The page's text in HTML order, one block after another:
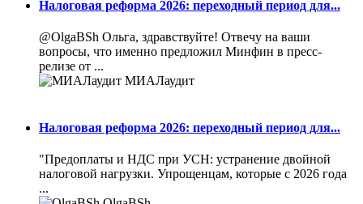
Налоговая реформа 2026: переходный период для...
@OlgaBSh Ольга, здравствуйте! Отвечу на ваши
вопросы, что именно предложил Минфин в пресс-
релизе от ...
МИАЛаудит
Налоговая реформа 2026: переходный период для...
"Предоплаты и НДС при УСН: устранение двойной
налоговой нагрузки. Упрощенцам, которые с 2026 года
...